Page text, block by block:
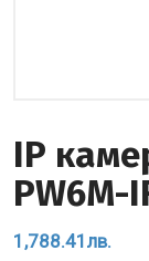
IP
PW6M-
1,788.41 лв.